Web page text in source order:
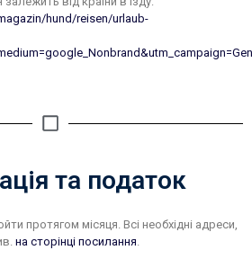
hund/reisen/urlaub-
та податок
протягом місяця. Всі необхідні адреси,
на сторінці посилання.